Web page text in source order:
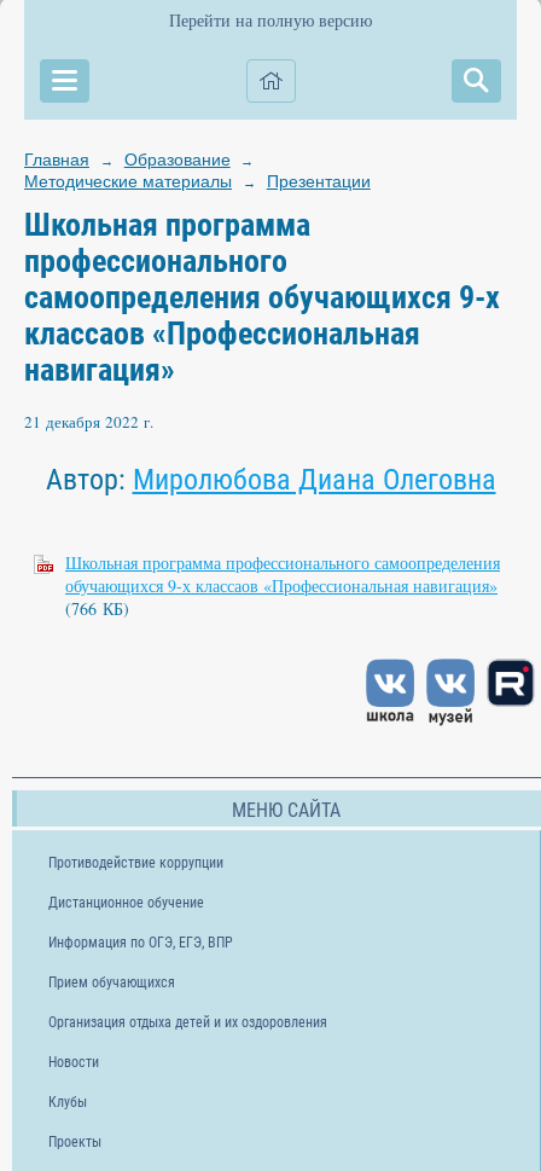
Перейти на полную версию
Главная → Образование →
Методические материалы → Презентации
Школьная программа
профессионального
самоопределения обучающихся 9-х
классаов «Профессиональная
навигация»
21 декабря 2022 г.
Автор: Миролюбова Диана Олеговна
Школьная программа профессионального самоопределения
обучающихся 9-х классаов «Профессиональная навигация»
(766 КБ)
МЕНЮ САЙТА
Противодействие коррупции
Дистанционное обучение
Информация по ОГЭ, ЕГЭ, ВПР
Прием обучающихся
Организация отдыха детей и их оздоровления
Новости
Клубы
Проекты